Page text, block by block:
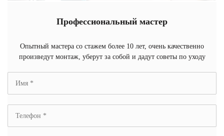
Профессиональный мастер
Опытный мастера со стажем более 10 лет, очень качественно
произведут монтаж, уберут за собой и дадут советы по уходу